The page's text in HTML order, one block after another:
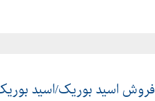
فروش اسید بوریک/اسید